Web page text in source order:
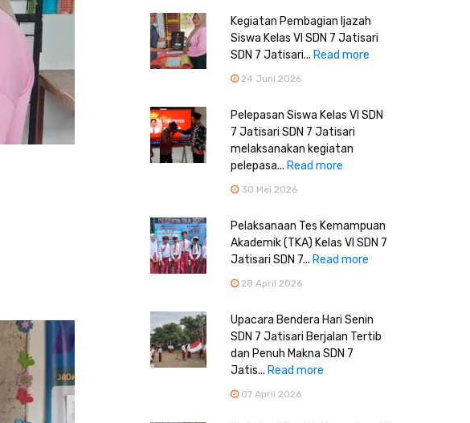
Kegiatan Pembagian Ijazah
Siswa Kelas VI SDN 7 Jatisari
SDN 7 Jatisari... Read more
24 Juni 2026
Pelepasan Siswa Kelas VI SDN
7 Jatisari SDN 7 Jatisari
melaksanakan kegiatan
pelepasa... Read more
30 Mei 2026
Pelaksanaan Tes Kemampuan
Akademik (TKA) Kelas VI SDN 7
Jatisari SDN 7... Read more
28 April 2026
Upacara Bendera Hari Senin
SDN 7 Jatisari Berjalan Tertib
dan Penuh Makna SDN 7
Jatis... Read more
07 April 2026